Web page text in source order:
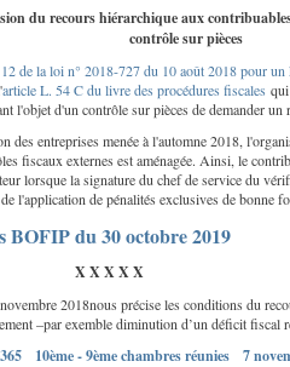
du recours hiérarchique aux
contrôle sur pièces
de la loi n° 2018-727 du 10 août 2018 pour un
article L. 54 C du livre des procédures fiscales
l'objet d'un contrôle sur pièces de demander un
des entreprises menée à l'automne 2018,
fiscaux externes est aménagée. Ainsi, le
lorsque la signature du chef de service du
l'application de pénalités exclusives de bonne
BOFIP du 30 octobre 2019
X X X X X
2018nous précise les conditions du
–par exemble diminution d’un déficit fiscal
10ème - 9ème chambres réunies 7